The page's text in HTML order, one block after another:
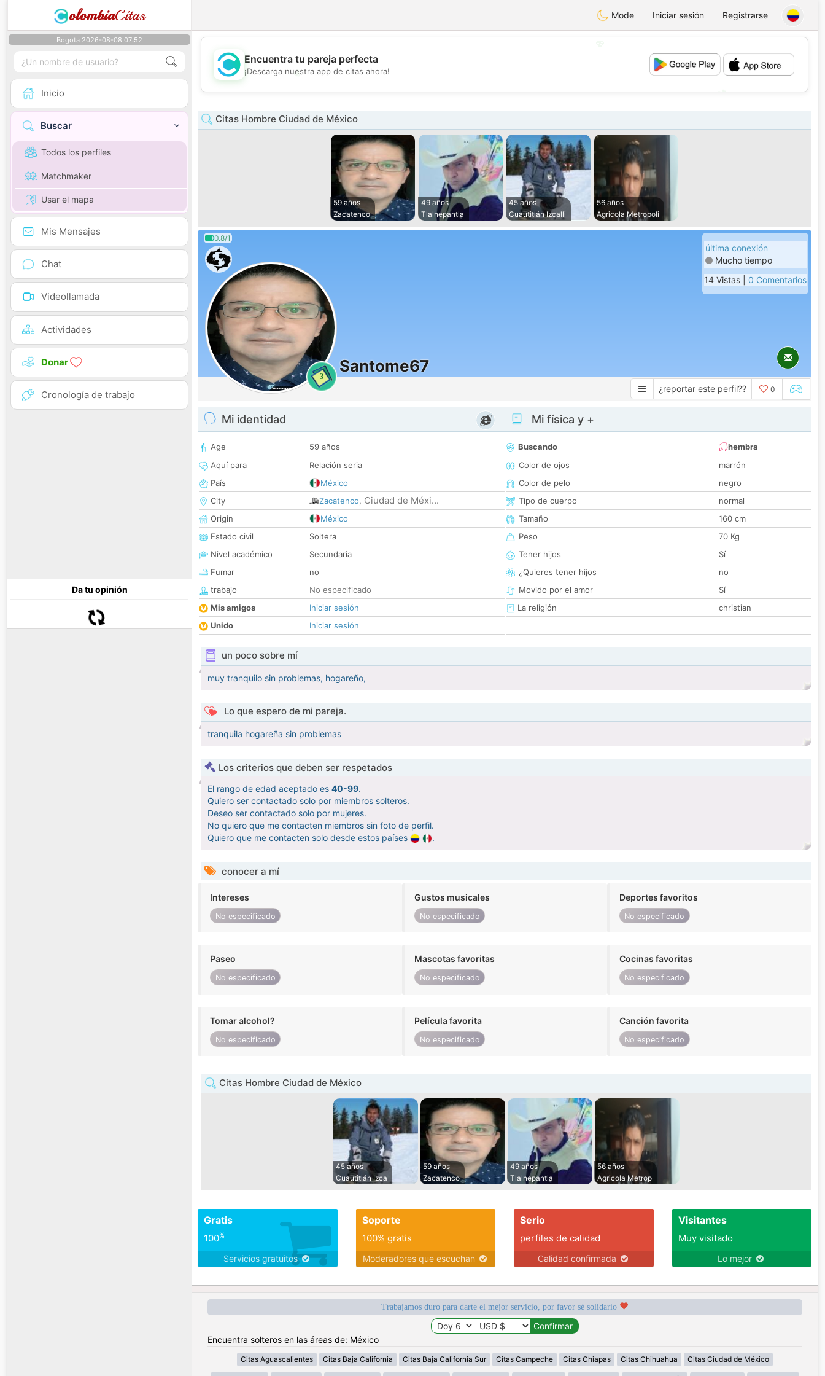
olombiaCitas Mode Iniciar sesión Registrarse
Bogota 2026-08-08 07:52
Inicio
Buscar
Todos los perfiles
Matchmaker
Usar el mapa
Mis Mensajes
Chat
Videollamada
Actividades
Donar
Cronología de trabajo
Da tu opinión
💕
Encuentra tu pareja perfecta
¡Descarga nuestra app de citas ahora!
Citas Hombre Ciudad de México
59 años
Zacatenco
49 años
Tlalnepantla
45 años
Cuautitlán Izcalli
56 años
Agricola Metropoli
0.8/1
3
Santome67
última conexión
Mucho tiempo
14 Vistas | 0 Comentarios
¿reportar este perfil?? 0
Mi identidad
Age
59 años
Aquí para
Relación seria
País
México
City
Zacatenco, Ciudad de Méxi...
Origin
México
Estado civil
Soltera
Nivel académico
Secundaria
Fumar
no
trabajo
No especificado
Mis amigos
Iniciar sesión
Unido
Iniciar sesión
Mi física y +
Buscando
hembra
Color de ojos
marrón
Color de pelo
negro
Tipo de cuerpo
normal
Tamaño
160 cm
Peso
70 Kg
Tener hijos
Sí
¿Quieres tener hijos
no
Movido por el amor
Sí
La religión
christian
un poco sobre mí
muy tranquilo sin problemas, hogareño,
Lo que espero de mi pareja.
tranquila hogareña sin problemas
Los criterios que deben ser respetados
El rango de edad aceptado es 40-99.
Quiero ser contactado solo por miembros solteros.
Deseo ser contactado solo por mujeres.
No quiero que me contacten miembros sin foto de perfil.
Quiero que me contacten solo desde estos países
.
conocer a mí
Intereses
No especificado
Gustos musicales
No especificado
Deportes favoritos
No especificado
Paseo
No especificado
Mascotas favoritas
No especificado
Cocinas favoritas
No especificado
Tomar alcohol?
No especificado
Película favorita
No especificado
Canción favorita
No especificado
Citas Hombre Ciudad de México
45 años
Cuautitlán Izca
59 años
Zacatenco
49 años
Tlalnepantla
56 años
Agricola Metrop
Gratis
100%
Servicios gratuitos
Soporte
100% gratis
Moderadores que escuchan
Serio
perfiles de calidad
Calidad confirmada
Visitantes
Muy visitado
Lo mejor
Trabajamos duro para darte el mejor servicio, por favor sé solidario
Encuentra solteros en las áreas de: México
Citas Aguascalientes Citas Baja California Citas Baja California Sur Citas Campeche Citas Chiapas Citas Chihuahua Citas Ciudad de México